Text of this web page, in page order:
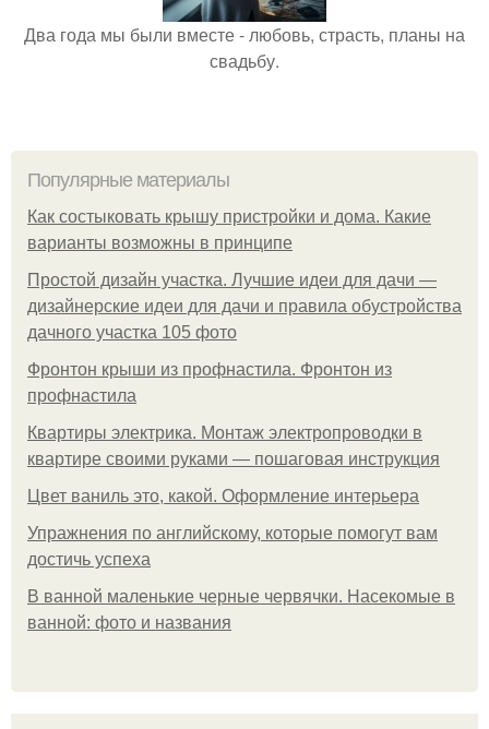
Два года мы были вместе - любовь, страсть, планы на
свадьбу.
Популярные материалы
Как состыковать крышу пристройки и дома. Какие
варианты возможны в принципе
Простой дизайн участка. Лучшие идеи для дачи —
дизайнерские идеи для дачи и правила обустройства
дачного участка 105 фото
Фронтон крыши из профнастила. Фронтон из
профнастила
Квартиры электрика. Монтаж электропроводки в
квартире своими руками — пошаговая инструкция
Цвет ваниль это, какой. Оформление интерьера
Упражнения по английскому, которые помогут вам
достичь успеха
В ванной маленькие черные червячки. Насекомые в
ванной: фото и названия